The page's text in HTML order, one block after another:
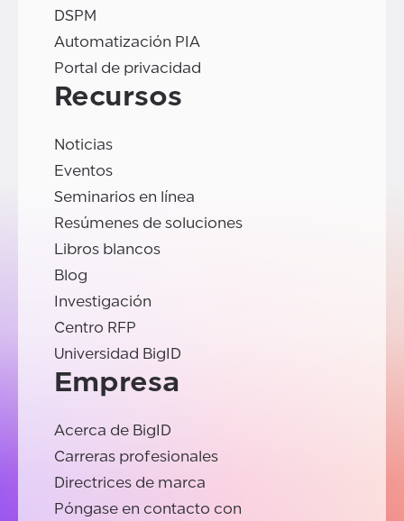
DSPM
Automatización PIA
Portal de privacidad
Recursos
Noticias
Eventos
Seminarios en línea
Resúmenes de soluciones
Libros blancos
Blog
Investigación
Centro RFP
Universidad BigID
Empresa
Acerca de BigID
Carreras profesionales
Directrices de marca
Póngase en contacto con